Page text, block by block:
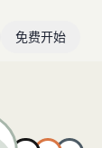
免费开始